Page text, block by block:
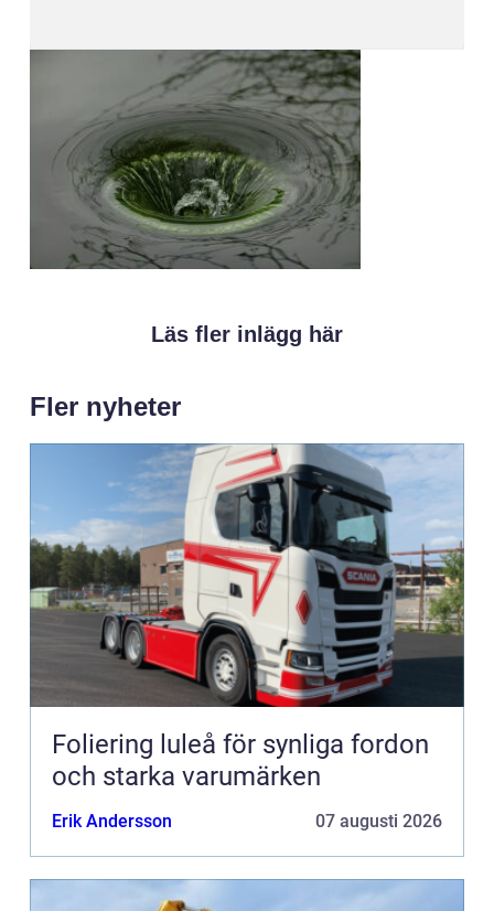
Läs fler inlägg här
Fler nyheter
Foliering luleå för synliga fordon
och starka varumärken
Erik Andersson 07 augusti 2026